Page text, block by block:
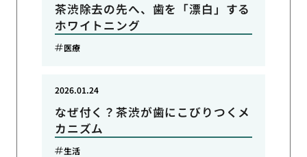
茶渋除去の先へ、歯を「漂白」する
ホワイトニング
医療
なぜ付く？茶渋が歯にこびりつくメ
カニズム
2026.01.24
生活